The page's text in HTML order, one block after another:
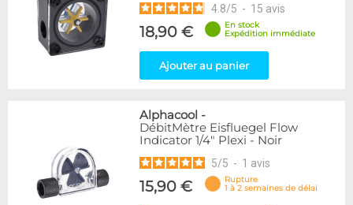
4.8/5 - 15 avis
18,90 €
En stock
Expédition immédiate
Ajouter au panier
Alphacool -
DébitMètre Eisfluegel Flow
Indicator 1/4" Plexi - Noir
5/5 - 1 avis
15,90 €
Rupture
1 à 2 semaines de délai